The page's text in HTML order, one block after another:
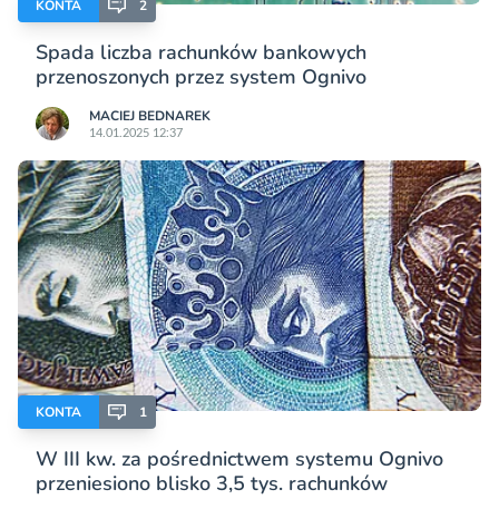
KONTA 2
Spada liczba rachunków bankowych
przenoszonych przez system Ognivo
MACIEJ BEDNAREK
14.01.2025 12:37
KONTA 1
W III kw. za pośrednictwem systemu Ognivo
przeniesiono blisko 3,5 tys. rachunków